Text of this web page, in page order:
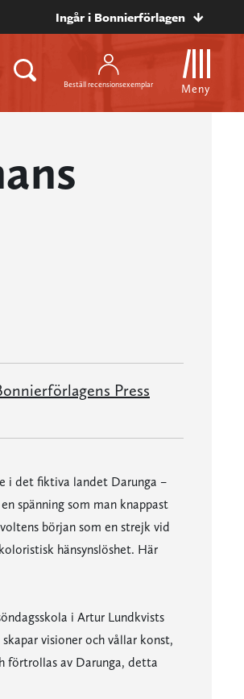
Ingår i Bonnierförlagen
Beställ recensionsexemplar Meny
Press
i det fiktiva landet Darunga –
spänning som man knappast
början som en strejk vid
hänsynslöshet. Här
i Artur Lundkvists
visioner och vållar konst,
förtrollas av Darunga, detta